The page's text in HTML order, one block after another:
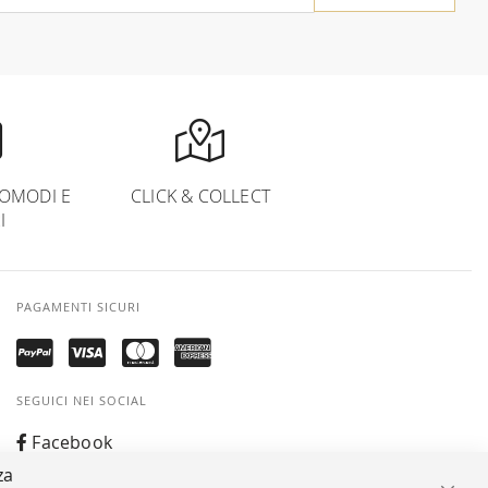
E
CLICK & COLLECT
PAGAMENTI SICURI
SEGUICI NEI SOCIAL
Facebook